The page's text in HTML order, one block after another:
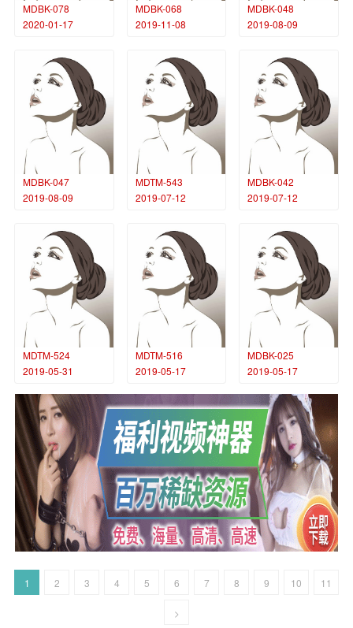
MDBK-078
2020-01-17
MDBK-068
2019-11-08
MDBK-048
2019-08-09
MDBK-047
2019-08-09
MDTM-543
2019-07-12
MDBK-042
2019-07-12
MDTM-524
2019-05-31
MDTM-516
2019-05-17
MDBK-025
2019-05-17
1 2 3 4 5 6 7 8 9 10 11
>